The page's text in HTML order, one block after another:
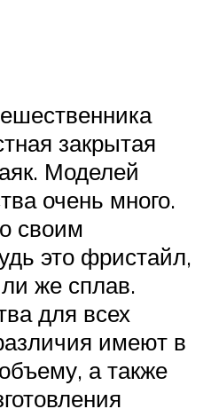
закрытая
Моделей
очень много.
своим
это фристайл,
же сплав.
для всех
имеют в
а также